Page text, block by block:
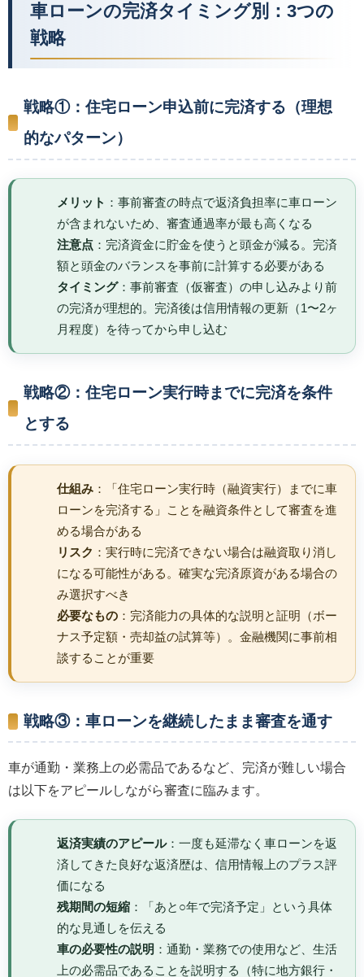
車ローンの完済タイミング別：3つの
戦略
戦略①：住宅ローン申込前に完済する（理想
的なパターン）
メリット ：事前審査の時点で返済負担率に車ローン
が含まれないため、審査通過率が最も高くなる
注意点 ：完済資金に貯金を使うと頭金が減る。完済
額と頭金のバランスを事前に計算する必要がある
タイミング：事前審査（仮審査）の申し込みより前
の完済が理想的。完済後は信用情報の更新（1〜2ヶ
月程度）を待ってから申し込む
戦略②：住宅ローン実行時までに完済を条件
とする
仕組み ：「住宅ローン実行時（融資実行）までに車
ローンを完済する」ことを融資条件として審査を進
める場合がある
リスク ：実行時に完済できない場合は融資取り消し
になる可能性がある。確実な完済原資がある場合の
み選択すべき
必要なもの ：完済能力の具体的な説明と証明（ボー
ナス予定額・売却益の試算等）。金融機関に事前相
談することが重要
戦略③：車ローンを継続したまま審査を通す
車が通勤・業務上の必需品であるなど、完済が難しい場合
は以下をアピールしながら審査に臨みます。
返済実績のアピール：一度も延滞なく車ローンを返
済してきた良好な返済歴は、信用情報上のプラス評
価になる
残期間の短縮 ：「あと○年で完済予定」という具体
的な見通しを伝える
車の必要性の説明 ：通勤・業務での使用など、生活
上の必需品であることを説明する（特に地方銀行・